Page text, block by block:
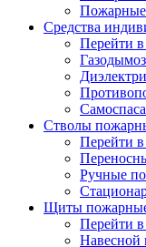
Пожарные
Средства
Перейти
Стволы
Перейти
Ручные
Щиты
Перейти
Навесной